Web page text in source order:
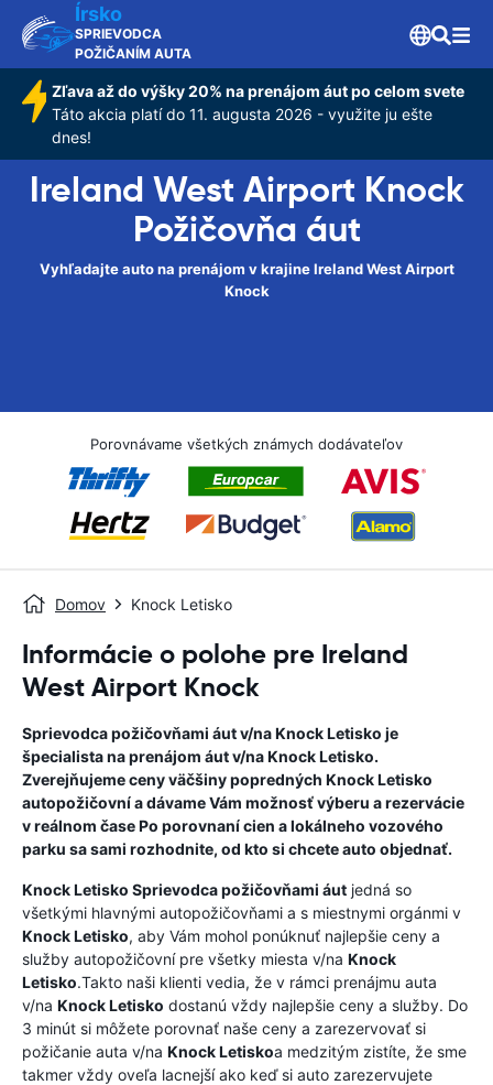
Írsko
SPRIEVODCA
POŽIČANÍM AUTA
Zľava až do výšky 20% na prenájom áut po celom svete
Táto akcia platí do 11. augusta 2026 - využite ju ešte
dnes!
Ireland West Airport Knock
Požičovňa áut
Vyhľadajte auto na prenájom v krajine Ireland West Airport
Knock
Porovnávame všetkých známych dodávateľov
Domov Knock Letisko
Informácie o polohe pre Ireland
West Airport Knock
Sprievodca požičovňami áut v/naKnock Letisko je
špecialista na prenájom áut v/naKnock Letisko.
Zverejňujeme ceny väčšiny popredných Knock Letisko
autopožičovní a dávame Vám možnosť výberu a rezervácie
v reálnom čase Po porovnaní cien a lokálneho vozového
parku sa sami rozhodnite, od kto si chcete auto objednať.
Knock Letisko Sprievodca požičovňami áut jedná so
všetkými hlavnými autopožičovňami a s miestnymi orgánmi v
Knock Letisko, aby Vám mohol ponúknuť najlepšie ceny a
služby autopožičovní pre všetky miesta v/na Knock
Letisko.Takto naši klienti vedia, že v rámci prenájmu auta
v/na Knock Letisko dostanú vždy najlepšie ceny a služby. Do
3 minút si môžete porovnať naše ceny a zarezervovať si
požičanie auta v/na Knock Letiskoa medzitým zistíte, že sme
takmer vždy oveľa lacnejší ako keď si auto zarezervujete